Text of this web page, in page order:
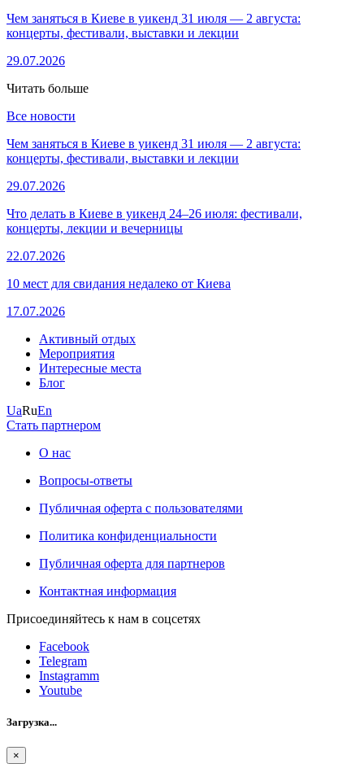
Чем заняться в Киеве в уикенд 31 июля — 2 августа:
концерты, фестивали, выставки и лекции
29.07.2026
Читать больше
Все новости
Чем заняться в Киеве в уикенд 31 июля — 2 августа:
концерты, фестивали, выставки и лекции
29.07.2026
Что делать в Киеве в уикенд 24–26 июля: фестивали,
концерты, лекции и вечерницы
22.07.2026
10 мест для свидания недалеко от Киева
17.07.2026
Активный отдых
Мероприятия
Интересные места
Блог
UaRuEn
Стать партнером
О нас
Вопросы-ответы
Публичная оферта с пользователями
Политика конфиденциальности
Публичная оферта для партнеров
Контактная информация
Присоединяйтесь к нам в соцсетях
Facebook
Telegram
Instagramm
Youtube
Загрузка...
×